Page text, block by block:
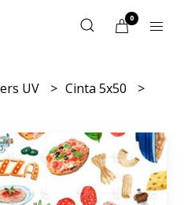
0
UV
Cinta 5x50